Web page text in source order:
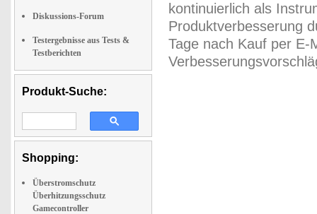
Diskussions-Forum
Testergebnisse aus Tests &
Testberichten
Produkt-Suche:
Shopping:
Überstromschutz
Überhitzungsschutz
Gamecontroller
kontinuierlich als
Produktverbesserung
Tage nach Kauf per E-